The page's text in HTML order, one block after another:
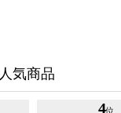
気商品
4位